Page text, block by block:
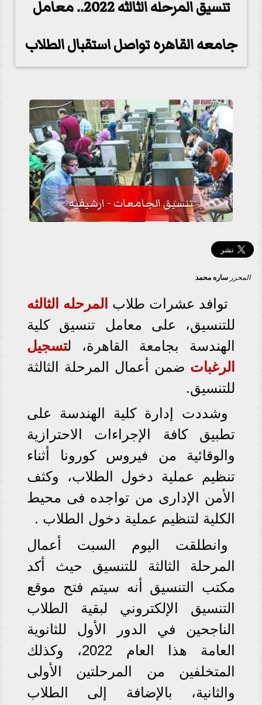
تنسيق المرحله الثالثه 2022.. معامل
جامعه القاهره تواصل استقبال الطلاب
تنسيق الجامعات - ارشيفيه
المحرر ساره محمد
توافد عشرات طلاب المرحله الثالثه
للتنسيق، على معامل تنسيق كلية
الهندسة بجامعة القاهرة، لتسجيل
الرغبات ضمن أعمال المرحلة الثالثة
للتنسيق.
وشددت إدارة كلية الهندسة على
تطبيق كافة الإجراءات الاحترازية
والوقائية من فيروس كورونا أثناء
تنظيم عملية دخول الطلاب، وكثف
الأمن الإدارى من تواجده فى محيط
الكلية لتنظيم عملية دخول الطلاب .
وانطلقت اليوم السبت أعمال
المرحلة الثالثة للتنسيق حيث أكد
مكتب التنسيق أنه سيتم فتح موقع
التنسيق الإلكتروني لبقية الطلاب
الناجحين في الدور الأول للثانوية
العامة هذا العام 2022، وكذلك
المتخلفين من المرحلتين الأولى
والثانية، بالإضافة إلى الطلاب